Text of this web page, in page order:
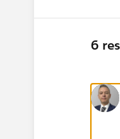
6